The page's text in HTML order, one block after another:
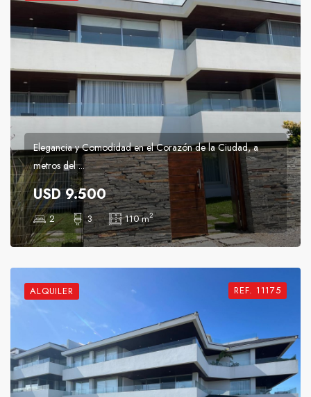
Elegancia y Comodidad en el Corazón de la Ciudad, a
metros del ...
USD 9.500
2 3 110 m2
ALQUILER REF. 11175